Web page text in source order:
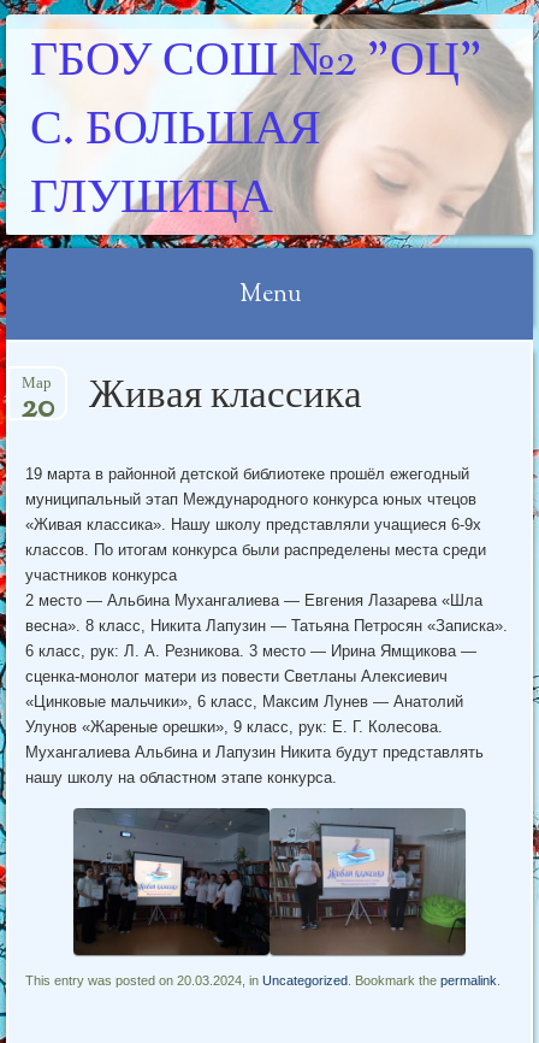
ГБОУ СОШ №2 "ОЦ"
С. БОЛЬШАЯ
ГЛУШИЦА
Menu
to
Живая классика
Мар
20
19 марта в районной детской библиотеке прошёл ежегодный
муниципальный этап Международного конкурса юных чтецов
«Живая классика». Нашу школу представляли учащиеся 6-9х
классов. По итогам конкурса были распределены места среди
участников конкурса
2 место — Альбина Мухангалиева — Евгения Лазарева «Шла
весна». 8 класс, Никита Лапузин — Татьяна Петросян «Записка».
6 класс, рук: Л. А. Резникова. 3 место — Ирина Ямщикова —
сценка-монолог матери из повести Светланы Алексиевич
«Цинковые мальчики», 6 класс, Максим Лунев — Анатолий
Улунов «Жареные орешки», 9 класс, рук: Е. Г. Колесова.
Мухангалиева Альбина и Лапузин Никита будут представлять
нашу школу на областном этапе конкурса.
This entry was posted on 20.03.2024, inUncategorized . Bookmark thepermalink